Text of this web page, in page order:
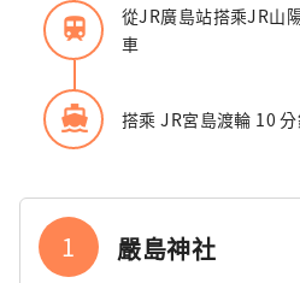
train
從JR廣島站搭乘JR山
車
directions_boat 搭乘 JR宮島渡輪 10
1 嚴島神社